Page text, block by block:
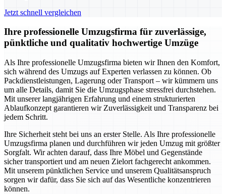
Jetzt schnell vergleichen
Ihre professionelle Umzugsfirma für zuverlässige,
pünktliche und qualitativ hochwertige Umzüge
Als Ihre professionelle Umzugsfirma bieten wir Ihnen den Komfort,
sich während des Umzugs auf Experten verlassen zu können. Ob
Packdienstleistungen, Lagerung oder Transport – wir kümmern uns
um alle Details, damit Sie die Umzugsphase stressfrei durchstehen.
Mit unserer langjährigen Erfahrung und einem strukturierten
Ablaufkonzept garantieren wir Zuverlässigkeit und Transparenz bei
jedem Schritt.
Ihre Sicherheit steht bei uns an erster Stelle. Als Ihre professionelle
Umzugsfirma planen und durchführen wir jeden Umzug mit größter
Sorgfalt. Wir achten darauf, dass Ihre Möbel und Gegenstände
sicher transportiert und am neuen Zielort fachgerecht ankommen.
Mit unserem pünktlichen Service und unserem Qualitätsanspruch
sorgen wir dafür, dass Sie sich auf das Wesentliche konzentrieren
können.